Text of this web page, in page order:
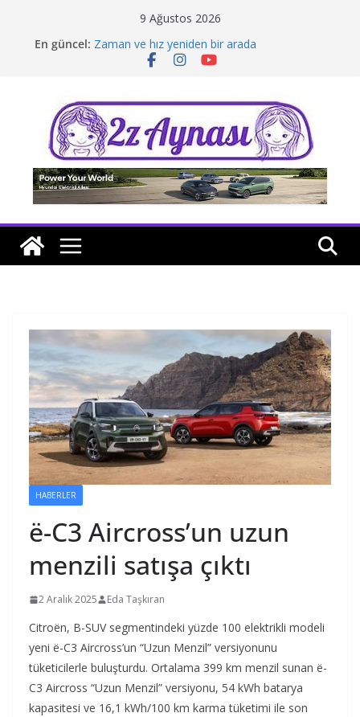
9 Ağustos 2026
En güncel: Zaman ve hız yeniden bir arada
Borusan Next Bodrum’da açıldı
Tatil rotasında test sürüşü
HABERLER
ë-C3 Aircross’un uzun
menzili satışa çıktı
2 Aralık 2025 Eda Taşkıran
Citroën, B-SUV segmentindeki yüzde 100 elektrikli modeli
yeni ë-C3 Aircross’un “Uzun Menzil” versiyonunu
tüketicilerle buluşturdu. Ortalama 399 km menzil sunan ë-
C3 Aircross “Uzun Menzil” versiyonu, 54 kWh batarya
kapasitesi ve 16,1 kWh/100 km karma tüketimi ile son